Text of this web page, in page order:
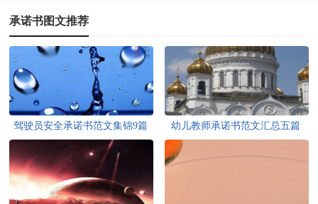
承诺书图文推荐
驾驶员安全承诺书范文集锦9篇 幼儿教师承诺书范文汇总五篇